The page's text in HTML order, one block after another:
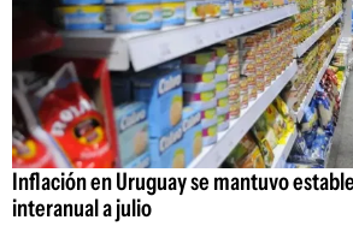
Inflación en Uruguay se mantuvo
interanual a julio